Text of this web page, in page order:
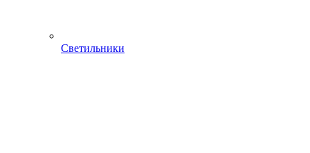
Светильники